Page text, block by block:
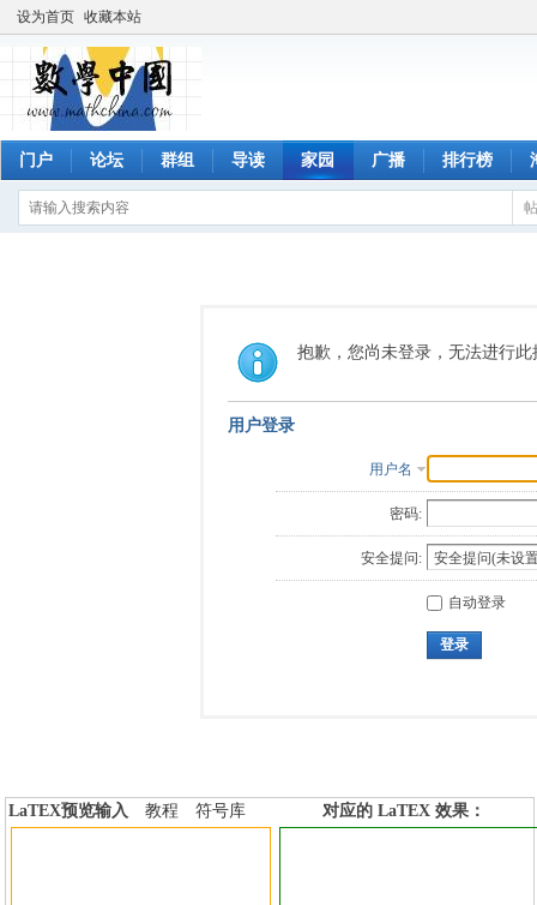
设为首页 收藏本站
门户 论坛 群组 导读 家园 广播 排行榜
抱歉，您尚未登录，无法进行此
用户登录
用户名
密码:
安全提问:
自动登录
登录
LaTEX预览输入 教程
符号库
对应的 LaTEX 效果：